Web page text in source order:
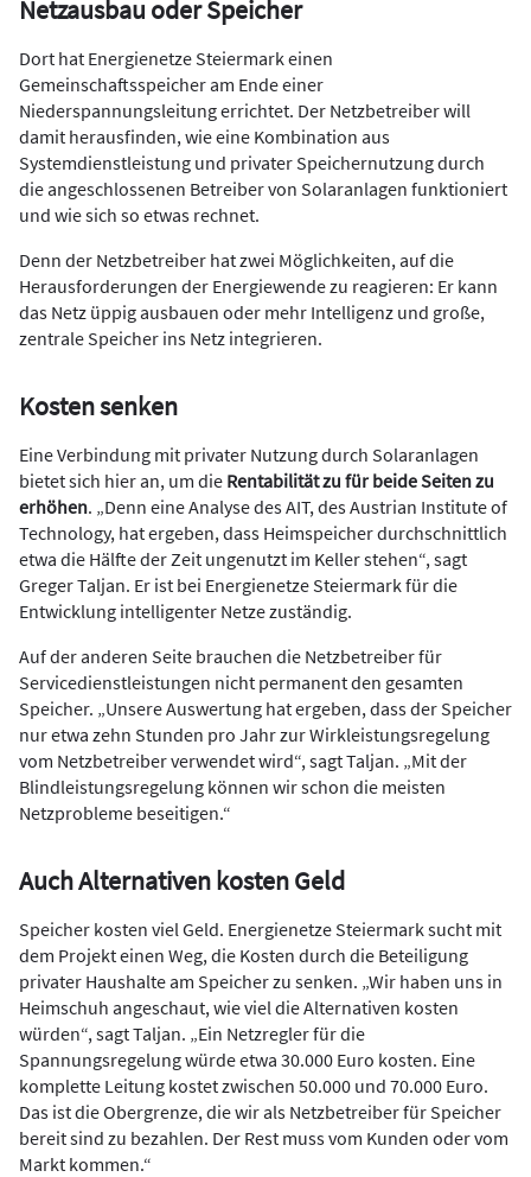
Netzausbau oder Speicher
Dort hat Energienetze Steiermark einen
Gemeinschaftsspeicher am Ende einer
Niederspannungsleitung errichtet. Der Netzbetreiber will
damit herausfinden, wie eine Kombination aus
Systemdienstleistung und privater Speichernutzung durch
die angeschlossenen Betreiber von Solaranlagen funktioniert
und wie sich so etwas rechnet.
Denn der Netzbetreiber hat zwei Möglichkeiten, auf die
Herausforderungen der Energiewende zu reagieren: Er kann
das Netz üppig ausbauen oder mehr Intelligenz und große,
zentrale Speicher ins Netz integrieren.
Kosten senken
Eine Verbindung mit privater Nutzung durch Solaranlagen
bietet sich hier an, um die Rentabilität zu für beide Seiten zu
erhöhen. „Denn eine Analyse des AIT, des Austrian Institute of
Technology, hat ergeben, dass Heimspeicher durchschnittlich
etwa die Hälfte der Zeit ungenutzt im Keller stehen“, sagt
Greger Taljan. Er ist bei Energienetze Steiermark für die
Entwicklung intelligenter Netze zuständig.
Auf der anderen Seite brauchen die Netzbetreiber für
Servicedienstleistungen nicht permanent den gesamten
Speicher. „Unsere Auswertung hat ergeben, dass der Speicher
nur etwa zehn Stunden pro Jahr zur Wirkleistungsregelung
vom Netzbetreiber verwendet wird“, sagt Taljan. „Mit der
Blindleistungsregelung können wir schon die meisten
Netzprobleme beseitigen.“
Auch Alternativen kosten Geld
Speicher kosten viel Geld. Energienetze Steiermark sucht mit
dem Projekt einen Weg, die Kosten durch die Beteiligung
privater Haushalte am Speicher zu senken. „Wir haben uns in
Heimschuh angeschaut, wie viel die Alternativen kosten
würden“, sagt Taljan. „Ein Netzregler für die
Spannungsregelung würde etwa 30.000 Euro kosten. Eine
komplette Leitung kostet zwischen 50.000 und 70.000 Euro.
Das ist die Obergrenze, die wir als Netzbetreiber für Speicher
bereit sind zu bezahlen. Der Rest muss vom Kunden oder vom
Markt kommen.“